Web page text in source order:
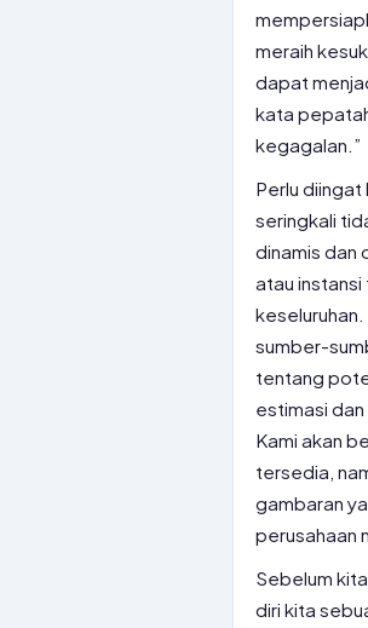
meraih
dapat
kata
kegagalan.”
Perlu
seringkali
dinamis dan
atau
sumber-
tentang
estimasi
Kami akan
tersedia,
gambaran
perusahaan
Sebelum
diri kita